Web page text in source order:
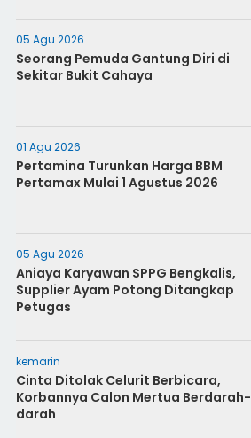
05 Agu 2026
Seorang Pemuda Gantung Diri di
Sekitar Bukit Cahaya
01 Agu 2026
Pertamina Turunkan Harga BBM
Pertamax Mulai 1 Agustus 2026
05 Agu 2026
Aniaya Karyawan SPPG Bengkalis,
Supplier Ayam Potong Ditangkap
Petugas
kemarin
Cinta Ditolak Celurit Berbicara,
Korbannya Calon Mertua Berdarah-
darah